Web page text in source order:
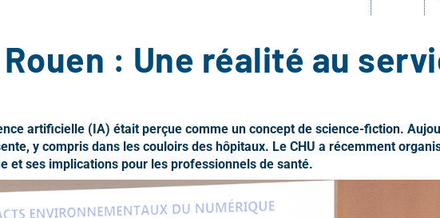
Rouen : Une réalité au
artificielle (IA) était perçue comme un concept de science-fiction.
y compris dans les couloirs des hôpitaux. Le CHU a récemment
et ses implications pour les professionnels de santé.